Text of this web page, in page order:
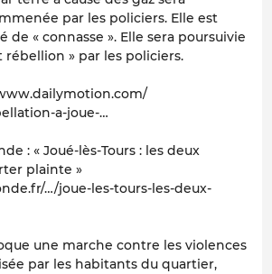
par les policiers. Elle est
« connasse ». Elle sera poursuivie
rébellion » par les policiers.
a-joue-…
: « Joué-lès-Tours : les deux
plainte »
…/joue-les-tours-les-deux-
une marche contre les violences
par les habitants du quartier,